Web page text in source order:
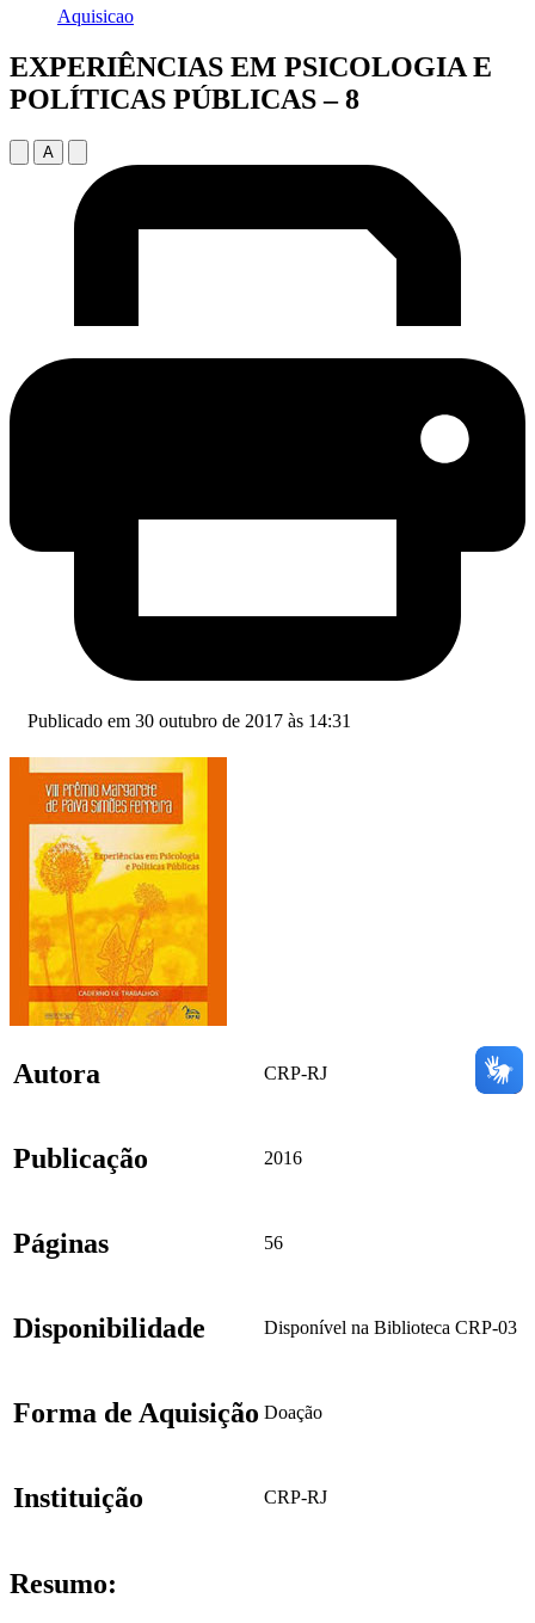
Aquisicao
EXPERIÊNCIAS EM PSICOLOGIA E
POLÍTICAS PÚBLICAS – 8
A
Publicado em 30 outubro de 2017 às 14:31
Autora CRP-RJ
Publicação 2016
Páginas 56
Disponibilidade Disponível na Biblioteca CRP-03
Forma de Aquisição Doação
Instituição CRP-RJ
Resumo: